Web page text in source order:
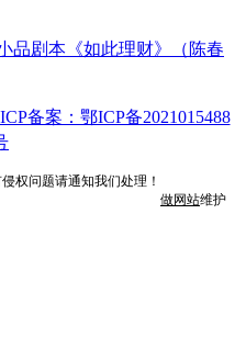
品剧本《如此理财》（陈春
ICP备案：鄂ICP备2021015488
权问题请通知我们处理！
做网站维护